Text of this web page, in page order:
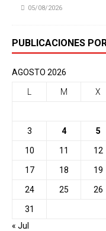
05/08/2026
PUBLICACIONES
AGOSTO 2026
M X
3 4 5
10 11 12
17 18 19
24 25 26
31
« Jul